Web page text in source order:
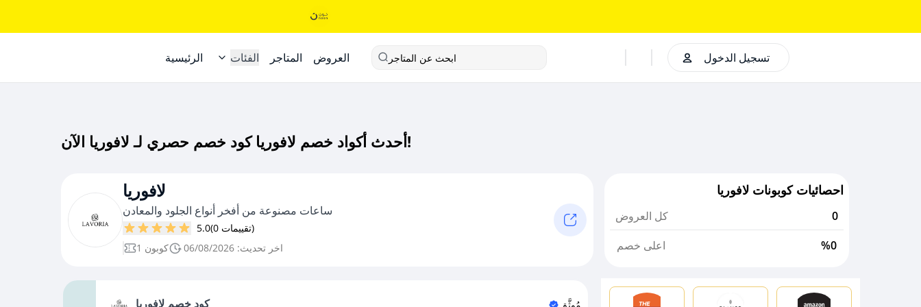
الرئيسية الفئات المتاجر العروض ابحث عن المتاجر تسجيل الدخول
أحدث أكواد خصم لافوريا كود خصم حصري لـ لافوريا الآن!
لافوريا
ساعات مصنوعة من أفخر أنواع الجلود والمعادن
5.0
(0 تقييمات)
1 كوبون
اخر تحديث: 06/08/2026
احصائيات كوبونات لافوريا
كل العروض
0
اعلى خصم
%0
كود خصم لافوريا